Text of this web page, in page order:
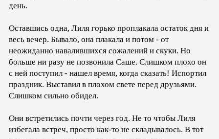
день.
Оставшись одна, Лиля горько проплакала остаток дня и
весь вечер. Бывало, она плакала и потом - от
неожиданно навалившихся сожалений и скуки. Но
больше ни разу не позвонила Саше. Слишком плохо он
с ней поступил - нашел время, когда сказать! Испортил
праздник. Выставил в плохом свете перед друзьями.
Слишком сильно обидел.
Они встретились почти через год. Не то чтобы Лиля
избегала встреч, просто как-то не складывалось. В тот